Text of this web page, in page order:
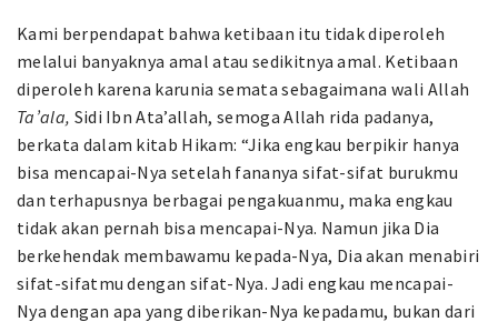
Kami berpendapat bahwa ketibaan itu tidak diperoleh
melalui banyaknya amal atau sedikitnya amal. Ketibaan
diperoleh karena karunia semata sebagaimana wali Allah
Ta’ala, Sidi Ibn Ata’allah, semoga Allah rida padanya,
berkata dalam kitab Hikam: “Jika engkau berpikir hanya
bisa mencapai-Nya setelah fananya sifat-sifat burukmu
dan terhapusnya berbagai pengakuanmu, maka engkau
tidak akan pernah bisa mencapai-Nya. Namun jika Dia
berkehendak membawamu kepada-Nya, Dia akan menabiri
sifat-sifatmu dengan sifat-Nya. Jadi engkau mencapai-
Nya dengan apa yang diberikan-Nya kepadamu, bukan dari